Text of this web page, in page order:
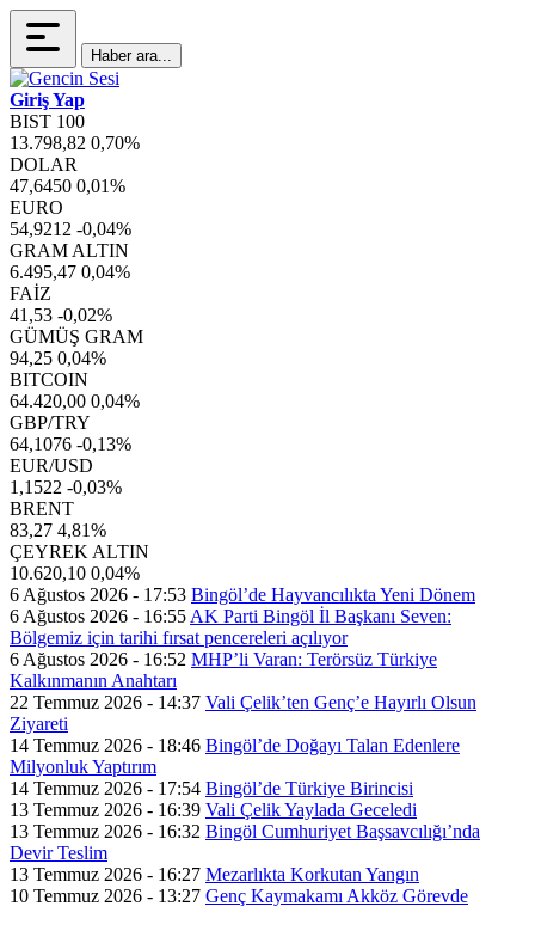
Haber ara...
Giriş Yap
BIST 100
13.798,82 0,70%
DOLAR
47,6450 0,01%
EURO
54,9212 -0,04%
GRAM ALTIN
6.495,47 0,04%
FAİZ
41,53 -0,02%
GÜMÜŞ GRAM
94,25 0,04%
BITCOIN
64.420,00 0,04%
GBP/TRY
64,1076 -0,13%
EUR/USD
1,1522 -0,03%
BRENT
83,27 4,81%
ÇEYREK ALTIN
10.620,10 0,04%
6 Ağustos 2026 - 17:53 Bingöl’de Hayvancılıkta Yeni Dönem
6 Ağustos 2026 - 16:55 AK Parti Bingöl İl Başkanı Seven:
Bölgemiz için tarihi fırsat pencereleri açılıyor
6 Ağustos 2026 - 16:52 MHP’li Varan: Terörsüz Türkiye
Kalkınmanın Anahtarı
22 Temmuz 2026 - 14:37 Vali Çelik’ten Genç’e Hayırlı Olsun
Ziyareti
14 Temmuz 2026 - 18:46 Bingöl’de Doğayı Talan Edenlere
Milyonluk Yaptırım
14 Temmuz 2026 - 17:54 Bingöl’de Türkiye Birincisi
13 Temmuz 2026 - 16:39 Vali Çelik Yaylada Geceledi
13 Temmuz 2026 - 16:32 Bingöl Cumhuriyet Başsavcılığı’nda
Devir Teslim
13 Temmuz 2026 - 16:27 Mezarlıkta Korkutan Yangın
10 Temmuz 2026 - 13:27 Genç Kaymakamı Akköz Görevde